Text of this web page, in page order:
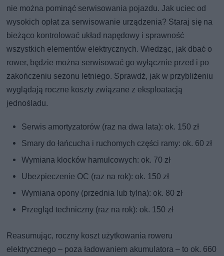
nie można pominąć serwisowania pojazdu. Jak uciec od
wysokich opłat za serwisowanie urządzenia? Staraj się na
bieżąco kontrolować układ napędowy i sprawność
wszystkich elementów elektrycznych. Wiedząc, jak dbać o
rower, będzie można serwisować go wyłącznie przed i po
zakończeniu sezonu letniego. Sprawdź, jak w przybliżeniu
wyglądają roczne koszty związane z eksploatacją
jednośladu.
Serwis amortyzatorów (raz na dwa lata): ok. 150 zł
Smary do łańcucha i ruchomych części ramy: ok. 60 zł
Wymiana klocków hamulcowych: ok. 70 zł
Ubezpieczenie OC (raz na rok): ok. 150 zł
Wymiana opony (przednia lub tylna): ok. 80 zł
Przegląd techniczny (raz na rok): ok. 150 zł
Reasumując, roczny koszt użytkowania roweru
elektrycznego – poza ładowaniem akumulatora – to ok. 660